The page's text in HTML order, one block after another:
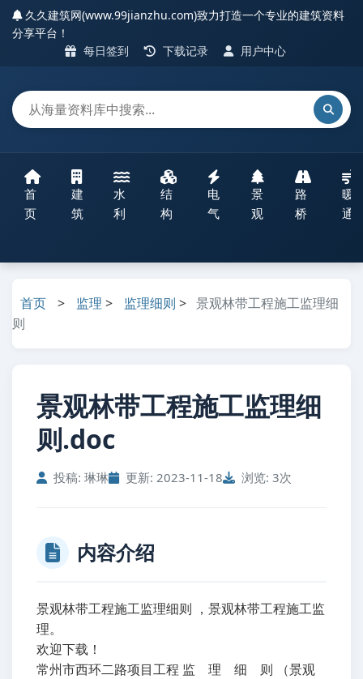
久久建筑网(www.99jianzhu.com)致力打造一个专业的建筑资料
分享平台！
每日签到
下载记录 用户中心
首
页
建
筑
水
利
结
构
电
气
景
观
路
桥
暖
通
首页 > 监理 > 监理细则 > 景观林带工程施工监理细
则
景观林带工程施工监理细
则.doc
投稿: 琳琳 更新: 2023-11-18 浏览: 3次
内容介绍
景观林带工程施工监理细则 ，景观林带工程施工监
理。
欢迎下载！
常州市西环二路项目工程 监 理 细 则 （景观